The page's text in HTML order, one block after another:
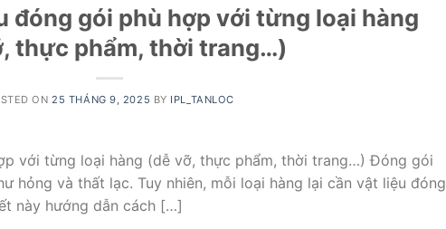
đóng gói phù hợp với từng loại hàng
thực phẩm, thời trang…)
ON 25 THÁNG 9, 2025 BY IPL_TANLOC
với từng loại hàng (dễ vỡ, thực phẩm, thời trang…) Đóng gói
hỏng và thất lạc. Tuy nhiên, mỗi loại hàng lại cần vật liệu đóng
này hướng dẫn cách […]